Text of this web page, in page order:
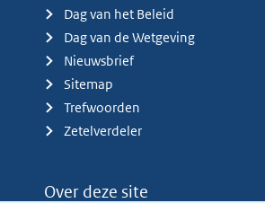
Dag van het Beleid
Dag van de Wetgeving
Nieuwsbrief
Sitemap
Trefwoorden
Zetelverdeler
Over deze site